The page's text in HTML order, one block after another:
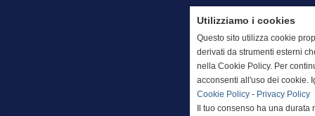
Utilizziamo i cookies
Questo sito utilizza cookie
derivati da strumenti esterni
nella Cookie Policy. Per
acconsenti all'uso dei cookie.
Cookie Policy - Privacy Policy
Il tuo consenso ha una durata